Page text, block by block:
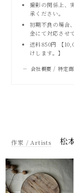
撮影の関係上、
承ください。
初期不良の場合
金にて対応させ
送料850円 【
けします。】
会社概要 / 特定
松